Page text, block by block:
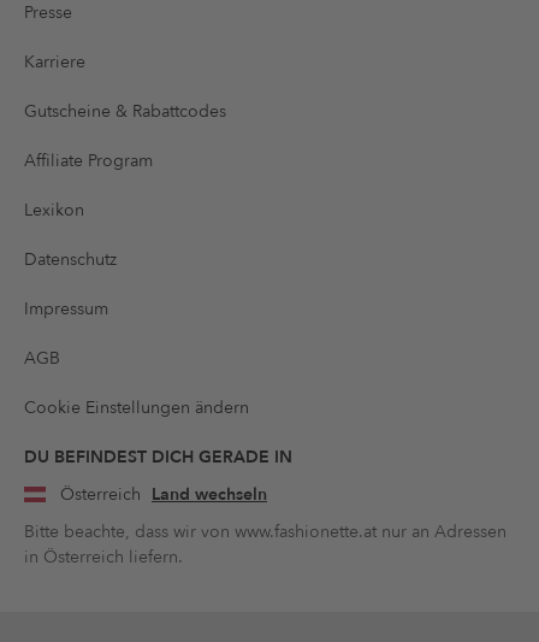
Presse
Karriere
Gutscheine & Rabattcodes
Affiliate Program
Lexikon
Datenschutz
Impressum
AGB
Cookie Einstellungen ändern
DU BEFINDEST DICH GERADE IN
Österreich Land wechseln
Bitte beachte, dass wir von www.fashionette.at nur an Adressen
in Österreich liefern.